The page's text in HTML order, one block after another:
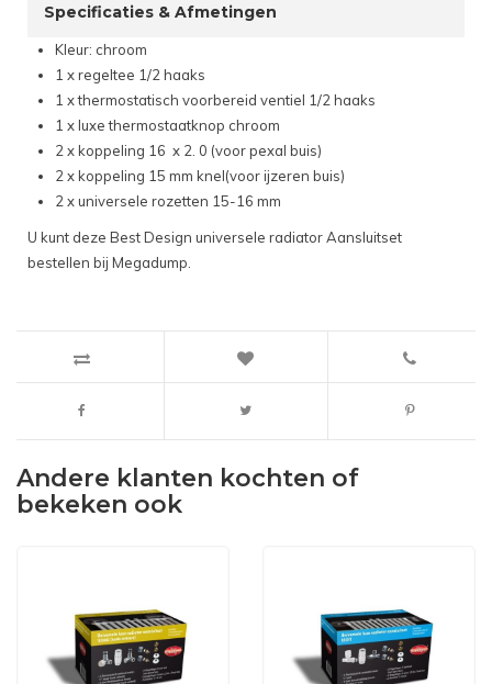
Specificaties & Afmetingen
Kleur: chroom
1 x regeltee 1/2 haaks
1 x thermostatisch voorbereid ventiel 1/2 haaks
1 x luxe thermostaatknop chroom
2 x koppeling 16 x 2. 0 (voor pexal buis)
2 x koppeling 15 mm knel(voor ijzeren buis)
2 x universele rozetten 15-16 mm
U kunt deze Best Design universele radiator Aansluitset
bestellen bij Megadump.
Andere klanten kochten of
bekeken ook